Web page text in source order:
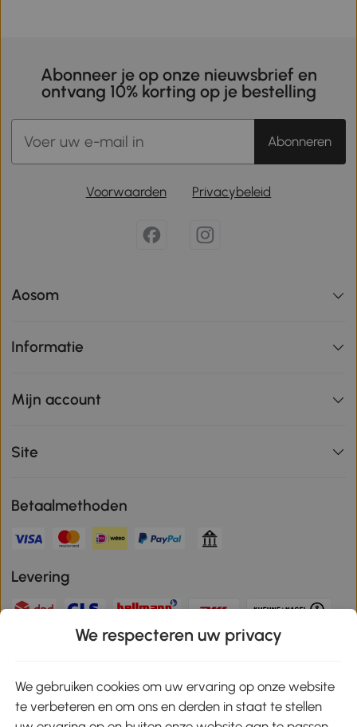
Abonneer je op onze nieuwsbrief en
ontvang 10% korting op je bestelling
Abonneren
Voorwaarden Privacybeleid
Aosom
Informatie
Mijn account
Site
Betaalmethoden
Levering
Veilige betaling
Download de app en ontvang 10% korting!
We respecteren uw privacy
We gebruiken cookies om uw ervaring op onze website
te verbeteren en om ons en derden in staat te stellen